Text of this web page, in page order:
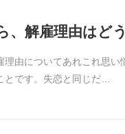
、解雇理由はど
理由についてあれこれ思
とです。失恋と同じだ…